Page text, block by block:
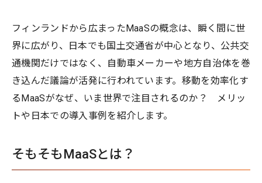
フィンランドから広まったMaaSの概念は、瞬く間に世
界に広がり、日本でも国土交通省が中心となり、公共交
通機関だけではなく、自動車メーカーや地方自治体を巻
き込んだ議論が活発に行われています。移動を効率化す
るMaaSがなぜ、いま世界で注目されるのか？ メリッ
トや日本での導入事例を紹介します。
そもそもMaaSとは？